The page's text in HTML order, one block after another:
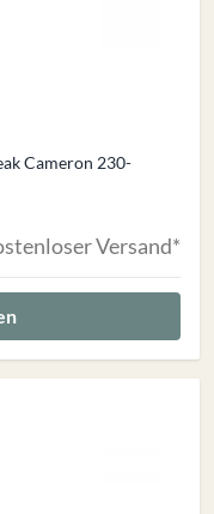
Cameron 230-
Versand*